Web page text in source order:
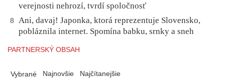
verejnosti nehrozí, tvrdí spoločnosť
8
Ani, davaj! Japonka, ktorá reprezentuje Slovensko,
pobláznila internet. Spomína babku, srnky a sneh
PARTNERSKÝ OBSAH
Vybrané Najnovšie Najčítanejšie